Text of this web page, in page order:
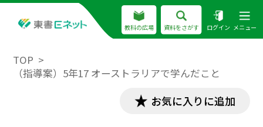
教科の広場 資料をさがす ログイン メニュー
TOP
（指導案）5年17 オーストラリアで学んだこと
お気に入りに追加